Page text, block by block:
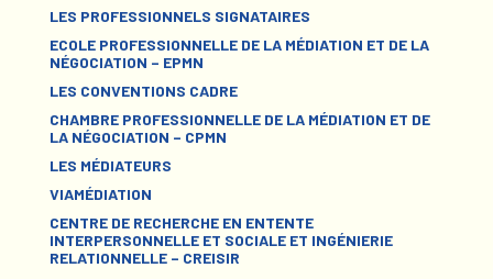
LES PROFESSIONNELS SIGNATAIRES
ECOLE PROFESSIONNELLE DE LA MÉDIATION ET DE LA
NÉGOCIATION – EPMN
LES CONVENTIONS CADRE
CHAMBRE PROFESSIONNELLE DE LA MÉDIATION ET DE
LA NÉGOCIATION – CPMN
LES MÉDIATEURS
VIAMÉDIATION
CENTRE DE RECHERCHE EN ENTENTE
INTERPERSONNELLE ET SOCIALE ET INGÉNIERIE
RELATIONNELLE – CREISIR